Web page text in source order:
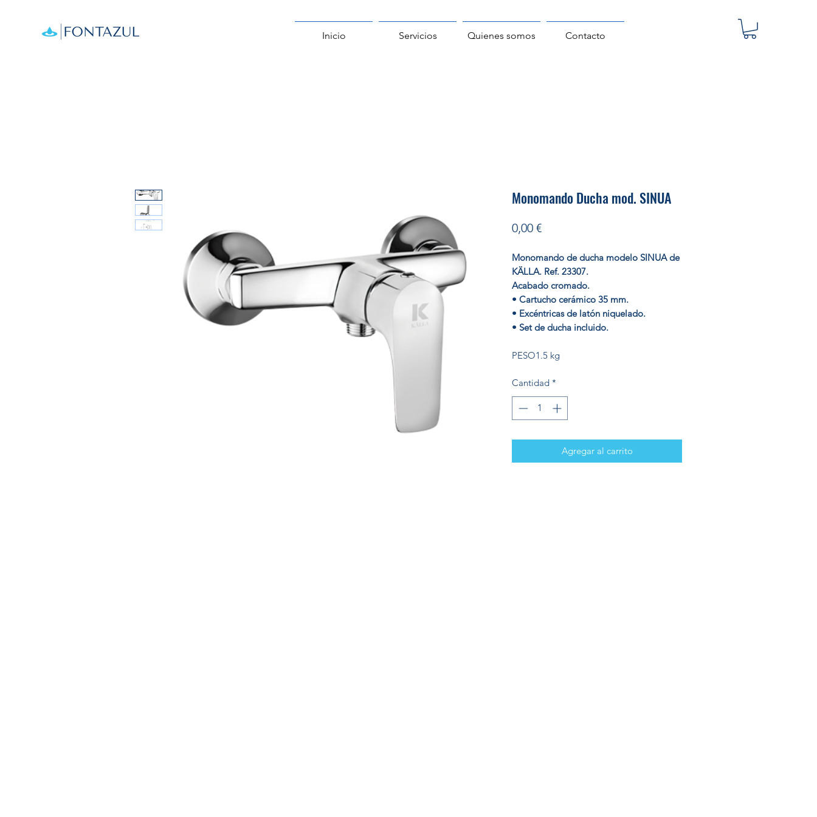
Inicio Servicios Quienes somos Contacto
Monomando Ducha mod. SINUA
0,00 €Precio
Monomando de ducha modelo SINUA de
KÄLLA. Ref. 23307.
Acabado cromado.
• Cartucho cerámico 35 mm.
• Excéntricas de latón niquelado.
• Set de ducha incluido.
PESO1.5 kg
Cantidad *
Agregar al carrito